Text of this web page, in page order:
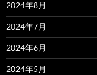
2024年8月
2024年7月
2024年6月
2024年5月